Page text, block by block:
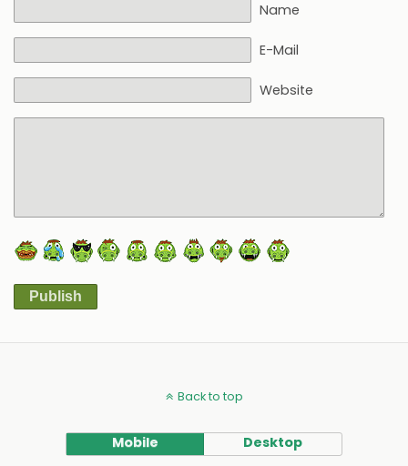
Name
E-Mail
Website
Publish
Back to top
Mobile Desktop